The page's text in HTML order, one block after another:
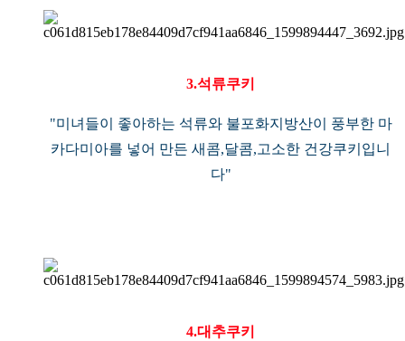
3.석류쿠키
"미녀들이 좋아하는 석류와 불포화지방산이 풍부한 마
카다미아를 넣어 만든 새콤,달콤,고소한 건강쿠키입니
다"
4.대추쿠키